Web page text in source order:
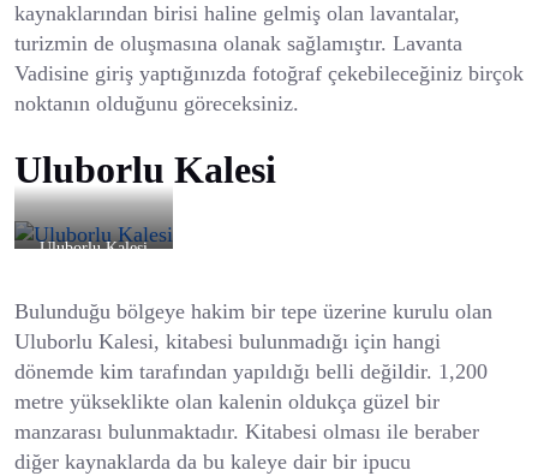
kaynaklarından birisi haline gelmiş olan lavantalar,
turizmin de oluşmasına olanak sağlamıştır. Lavanta
Vadisine giriş yaptığınızda fotoğraf çekebileceğiniz birçok
noktanın olduğunu göreceksiniz.
Uluborlu Kalesi
Uluborlu Kalesi
Bulunduğu bölgeye hakim bir tepe üzerine kurulu olan
Uluborlu Kalesi, kitabesi bulunmadığı için hangi
dönemde kim tarafından yapıldığı belli değildir. 1,200
metre yükseklikte olan kalenin oldukça güzel bir
manzarası bulunmaktadır. Kitabesi olması ile beraber
diğer kaynaklarda da bu kaleye dair bir ipucu